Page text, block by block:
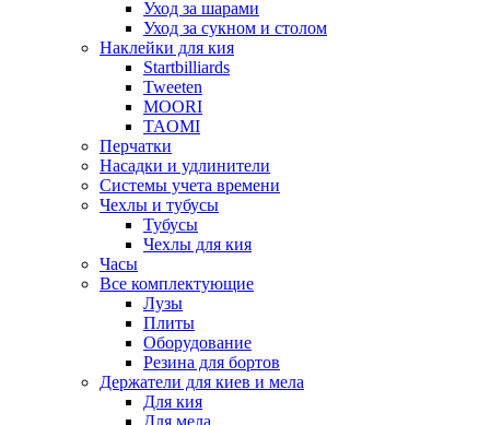
Уход за шарами
Уход за сукном и столом
Наклейки для кия
Startbilliards
Tweeten
MOORI
TAOMI
Перчатки
Насадки и удлинители
Системы учета времени
Чехлы и тубусы
Тубусы
Чехлы для кия
Часы
Все комплектующие
Лузы
Плиты
Оборудование
Резина для бортов
Держатели для киев и мела
Для кия
Для мела